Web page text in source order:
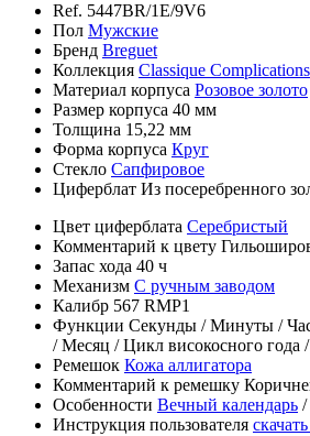
Ref. 5447BR/1E/9V6
Пол Мужские
Бренд Breguet
Коллекция Classique Complications
Материал корпуса Розовое золото
Размер корпуса 40 мм
Толщина 15,22 мм
Форма корпуса Круг
Стекло Сапфировое
Циферблат Из посеребренного
Цвет циферблата Серебристый
Комментарий к цвету
Запас хода 40 ч
Механизм С ручным заводом
Калибр 567 RMP1
Функции Секунды /Минуты /
/Месяц /Цикл високосного года /
Ремешок Кожа аллигатора
Комментарий к ремешку
Особенности Вечный календарь /
Инструкция пользователя